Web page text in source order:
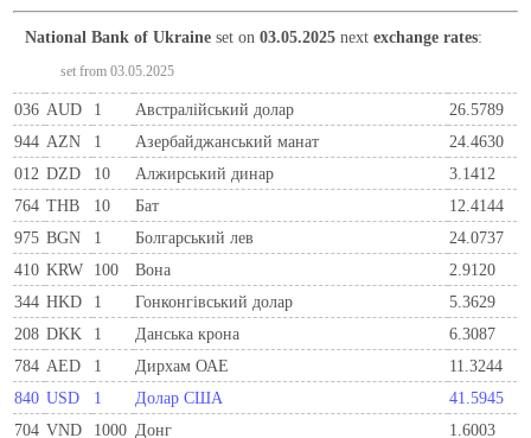
National Bank of Ukraine set on03.05.2025 nextexchange rates:
set from 03.05.2025
036 AUD 1 Австралійський долар
26.5789
944 AZN 1 Азербайджанський манат
24.4630
012 DZD 10 Алжирський динар
3.1412
764 THB 10 Бат
12.4144
975 BGN 1 Болгарський лев
24.0737
410 KRW 100 Вона
2.9120
344 HKD 1 Гонконгівський долар
5.3629
208 DKK 1 Данська крона
6.3087
784 AED 1 Дирхам ОАЕ
11.3244
840 USD 1 Долар США
41.5945
704 VND 1000 Донг
1.6003